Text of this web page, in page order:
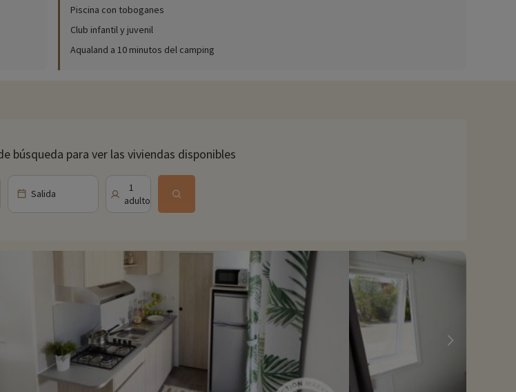
A los amantes de las emociones fuertes les encantarán los toboganes, mientras que los más
relajarse, hay tumbonas disponibles para tomar el sol y desconectar.
Para refrescarte, el camping también te ofrece una selección de refrescos y zumos de fruta.
para pasar unas vacaciones inolvidables. Desde playas de arena con aguas cristalinas hasta
campo de golf de 27 hoyos del Golf de Saint-Cyprien ofrece unas vistas espectaculares, mientras que el
ángulo diferente. Para las familias, Parc Aqualand es un destino de elección, que ofrece horas de diversión
que las excursiones a destinos cercanos como Collioure o los castillos cátaros prometen enriquecedores
zoo, acuario, etc. Si ya hemos negociado actividades, se pueden reservar con descuento
Piscina con toboganes
Club infantil y juvenil
Aqualand a 10 minutos del camping
búsqueda para ver las viviendas disponibles
Salida 1